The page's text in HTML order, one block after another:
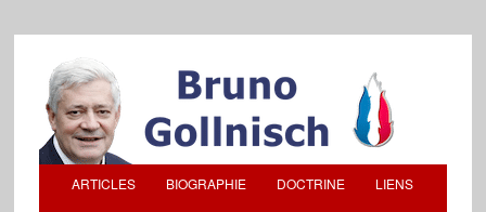
ARTICLES BIOGRAPHIE DOCTRINE LIENS